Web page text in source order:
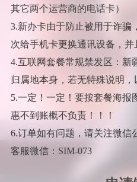
其它两个运营商的电话卡）
3.新办卡由于防止被用于诈骗
次给手机卡更换通讯设备，并
4.互联网套餐常规禁发区：新
归属地本身，若无特殊说明，
5.一定！一定！要按套餐海报
惠不到账概不负责！！！
6.订单如有问题，请关注微信
客服微信：SIM-073